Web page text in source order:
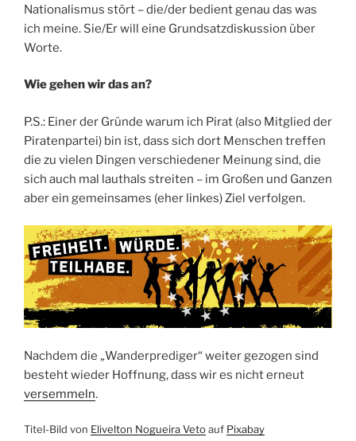
Nationalismus stört – die/der bedient genau das was
ich meine. Sie/Er will eine Grundsatzdiskussion über
Worte.
Wie gehen wir das an?
P.S.: Einer der Gründe warum ich Pirat (also Mitglied der
Piratenpartei) bin ist, dass sich dort Menschen treffen
die zu vielen Dingen verschiedener Meinung sind, die
sich auch mal lauthals streiten – im Großen und Ganzen
aber ein gemeinsames (eher linkes) Ziel verfolgen.
Nachdem die „Wanderprediger“ weiter gezogen sind
besteht wieder Hoffnung, dass wir es nicht erneut
versemmeln.
Titel-Bild von Elivelton Nogueira Vetoauf Pixabay